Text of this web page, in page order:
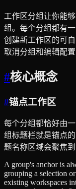
工作区分组让你能
组。每个分组都有
创建新工作区的可
取消分组和编辑配置
#核心概念
#锚点工作区
每个分组都恰好由
组标题栏就是锚点
题名称区域会聚焦
A group's anchor is
grouping a selection
existing workspaces